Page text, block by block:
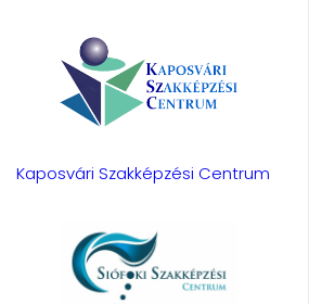
Kaposvári Szakképzési Centrum